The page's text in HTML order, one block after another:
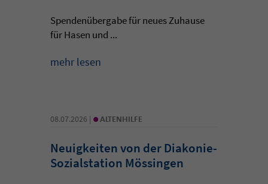
Spendenübergabe für neues Zuhause
für Hasen und ...
mehr lesen
08.07.2026 | • ALTENHILFE
Neuigkeiten von der Diakonie-
Sozialstation Mössingen